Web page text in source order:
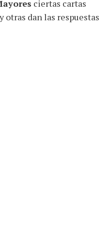
ciertas cartas
otras dan las respuestas